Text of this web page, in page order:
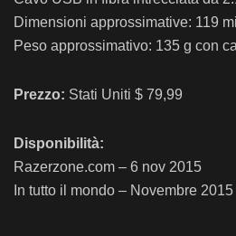
Dimensioni approssimative: 119
Peso approssimativo: 135 g con
Prezzo: Stati Uniti $ 79,99
Disponibilità:
Razerzone.com – 6 nov 2015
In tutto il mondo – Novembre 2015